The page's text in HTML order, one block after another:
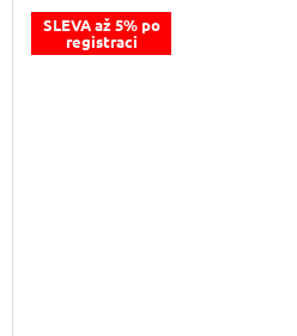
SLEVA až 5% po
registraci